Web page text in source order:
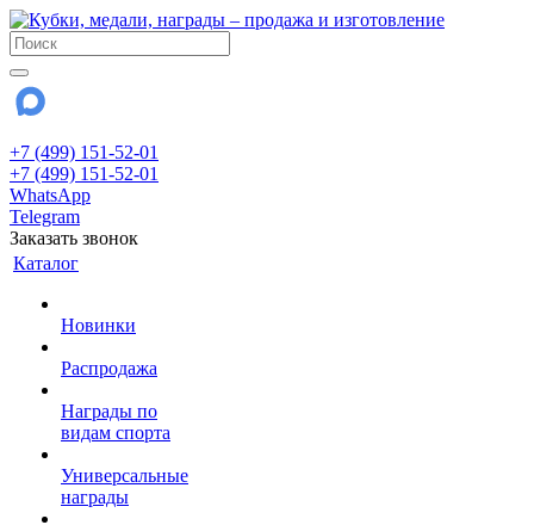
+7 (499) 151-52-01
+7 (499) 151-52-01
WhatsApp
Telegram
Заказать звонок
Каталог
Новинки
Распродажа
Награды по
видам спорта
Универсальные
награды